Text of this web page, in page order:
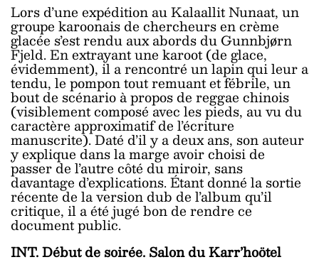
Lors d’une expédition au Kalaallit Nunaat, un
groupe karoonais de chercheurs en crème
glacée s’est rendu aux abords du Gunnbjørn
Fjeld. En extrayant une karoot (de glace,
évidemment), il a rencontré un lapin qui leur a
tendu, le pompon tout remuant et fébrile, un
bout de scénario à propos de reggae chinois
(visiblement composé avec les pieds, au vu du
caractère approximatif de l’écriture
manuscrite). Daté d’il y a deux ans, son auteur
y explique dans la marge avoir choisi de
passer de l’autre côté du miroir, sans
davantage d’explications. Étant donné la sortie
récente de la version dub de l’album qu’il
critique, il a été jugé bon de rendre ce
document public.
INT. Début de soirée. Salon du Karr’hoötel